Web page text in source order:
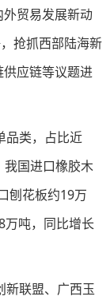
贸易发展新动
抢抓西部陆海新
应链等议题进
品类，占比近
国进口橡胶木
刨花板约19万
万吨，同比增长
新联盟、广西玉